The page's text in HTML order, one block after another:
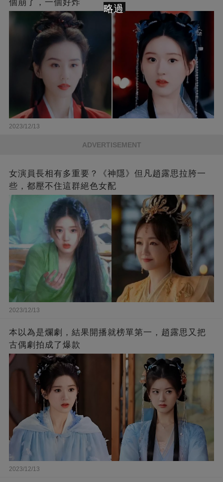
個崩了，一個好炸
2023/12/13
ADVERTISEMENT
女演員長相有多重要？《神隱》但凡趙露思拉胯一
些，都壓不住這群絕色女配
2023/12/13
本以為是爛劇，結果開播就榜單第一，趙露思又把
古偶劇拍成了爆款
2023/12/13
略過